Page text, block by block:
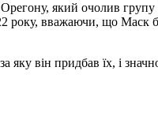
який очолив
року, вважаючи, що Маск
яку він придбав їх, і